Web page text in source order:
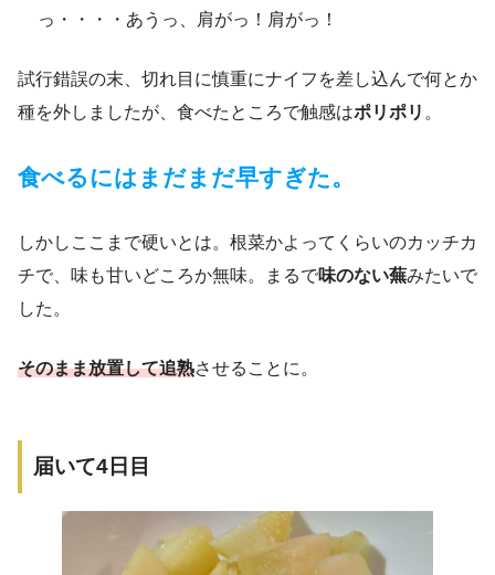
っ・・・・あうっ、肩がっ！肩がっ！
試行錯誤の末、切れ目に慎重にナイフを差し込んで何とか
種を外しましたが、食べたところで触感はポリポリ 。
食べるにはまだまだ早すぎた。
しかしここまで硬いとは。根菜かよってくらいのカッチカ
チで、味も甘いどころか無味。まるで味のない蕪みたいで
した。
そのまま放置して追熟させることに。
届いて4日目